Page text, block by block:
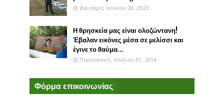
Δευτέρα, Ιουνίου 26, 2023
Η θρησκεία μας είναι ολοζώντανη!
Έβαλαν εικόνες μέσα σε μελίσσι και
έγινε το θαύμα...
Παρασκευή, Ιουλίου 01, 2016
Φόρμα επικοινωνίας